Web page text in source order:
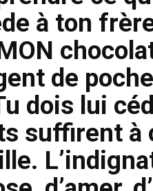
à ton
de
dois lui
suffirent à